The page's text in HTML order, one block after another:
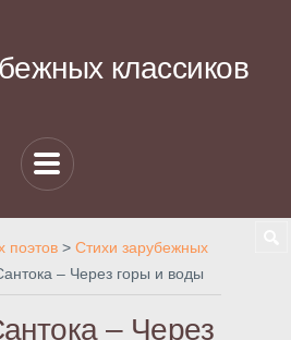
классиков
поэтов > Стихи зарубежных
– Через горы и воды
– Через